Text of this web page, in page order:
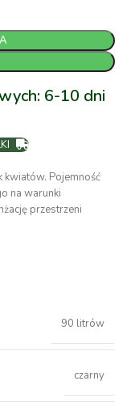
6-10 dni
Pojemność
na warunki
przestrzeni
90 litrów
czarny